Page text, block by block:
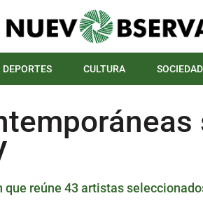
DEPORTES CULTURA SOCIEDAD
reúne 43 artistas